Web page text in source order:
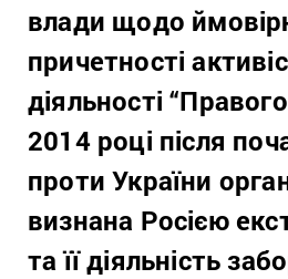
влади щодо
причетності
діяльності
2014 році після
проти України
визнана Росією
та її діяльність